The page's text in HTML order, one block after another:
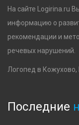
На сайте Logirina.ru
информацию о
рекомендации и
речевых нарушений.
Логопед в
Последние